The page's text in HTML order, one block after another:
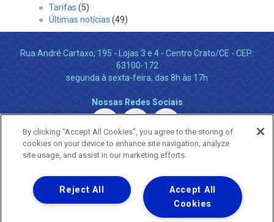
Tarifas (5)
Últimas notícias (49)
Rua André Cartaxo, 195 - Lojas 3 e 4 - Centro Crato/CE - CEP:
63100-172
segunda à sexta-feira, das 8h às 17h
Nossas Redes Sociais
Uma empresa
Copyright ® 2026 - Todos os Direitos Reservados.
Nossa natureza movimenta a vida
By clicking “Accept All Cookies”, you agree to the storing of
cookies on your device to enhance site navigation, analyze
site usage, and assist in our marketing efforts.
Accept All
Cookies
Reject All